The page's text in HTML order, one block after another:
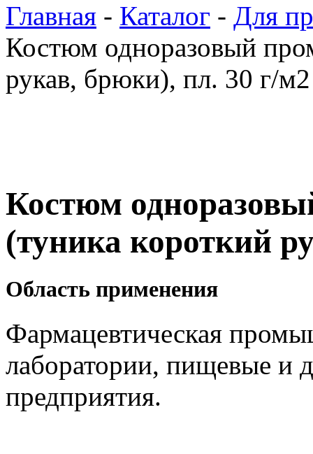
Главная - Каталог - Для
Костюм одноразовый
рукав, брюки), пл. 30 г/м2
Костюм
(туника короткий
Область применения
Фармацевтическая
лаборатории, пищевые и
предприятия.